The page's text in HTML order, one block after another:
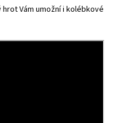
Vám umožní i kolébkové